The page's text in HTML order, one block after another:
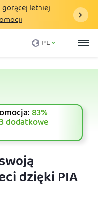
letniej
PL
83%
dodatkowe
dzięki PIA